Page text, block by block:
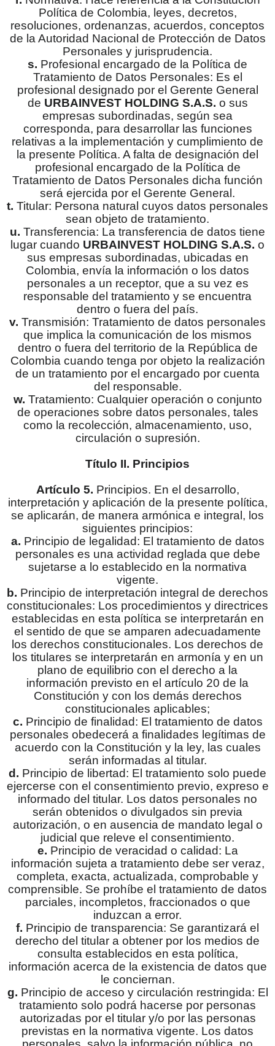
Política de Colombia, leyes, decretos,
resoluciones, ordenanzas, acuerdos, conceptos
de la Autoridad Nacional de Protección de Datos
Personales y jurisprudencia.
s. Profesional encargado de la Política de
Tratamiento de Datos Personales: Es el
profesional designado por el Gerente General
de URBAINVEST HOLDING S.A.S. o sus
empresas subordinadas, según sea
corresponda, para desarrollar las funciones
relativas a la implementación y cumplimiento de
la presente Política. A falta de designación del
profesional encargado de la Política de
Tratamiento de Datos Personales dicha función
será ejercida por el Gerente General.
t. Titular: Persona natural cuyos datos personales
sean objeto de tratamiento.
u. Transferencia: La transferencia de datos tiene
lugar cuando URBAINVEST HOLDING S.A.S. o
sus empresas subordinadas, ubicadas en
Colombia, envía la información o los datos
personales a un receptor, que a su vez es
responsable del tratamiento y se encuentra
dentro o fuera del país.
v. Transmisión: Tratamiento de datos personales
que implica la comunicación de los mismos
dentro o fuera del territorio de la República de
Colombia cuando tenga por objeto la realización
de un tratamiento por el encargado por cuenta
del responsable.
w. Tratamiento: Cualquier operación o conjunto
de operaciones sobre datos personales, tales
como la recolección, almacenamiento, uso,
circulación o supresión.
Título II. Principios
Artículo 5. Principios. En el desarrollo,
interpretación y aplicación de la presente política,
se aplicarán, de manera armónica e integral, los
siguientes principios:
a. Principio de legalidad: El tratamiento de datos
personales es una actividad reglada que debe
sujetarse a lo establecido en la normativa
vigente.
b. Principio de interpretación integral de derechos
constitucionales: Los procedimientos y directrices
establecidas en esta política se interpretarán en
el sentido de que se amparen adecuadamente
los derechos constitucionales. Los derechos de
los titulares se interpretarán en armonía y en un
plano de equilibrio con el derecho a la
información previsto en el artículo 20 de la
Constitución y con los demás derechos
constitucionales aplicables;
c. Principio de finalidad: El tratamiento de datos
personales obedecerá a finalidades legítimas de
acuerdo con la Constitución y la ley, las cuales
serán informadas al titular.
d. Principio de libertad: El tratamiento solo puede
ejercerse con el consentimiento previo, expreso e
informado del titular. Los datos personales no
serán obtenidos o divulgados sin previa
autorización, o en ausencia de mandato legal o
judicial que releve el consentimiento.
e. Principio de veracidad o calidad: La
información sujeta a tratamiento debe ser veraz,
completa, exacta, actualizada, comprobable y
comprensible. Se prohíbe el tratamiento de datos
parciales, incompletos, fraccionados o que
induzcan a error.
f. Principio de transparencia: Se garantizará el
derecho del titular a obtener por los medios de
consulta establecidos en esta política,
información acerca de la existencia de datos que
le conciernan.
g. Principio de acceso y circulación restringida: El
tratamiento solo podrá hacerse por personas
autorizadas por el titular y/o por las personas
previstas en la normativa vigente. Los datos